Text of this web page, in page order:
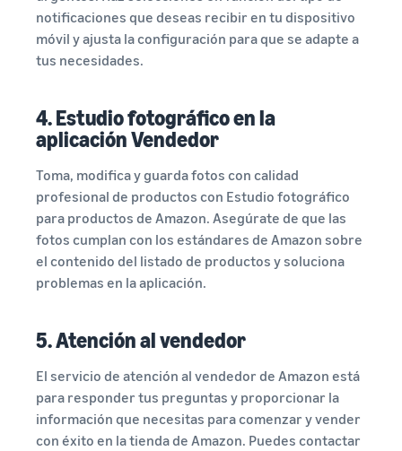
notificaciones que deseas recibir en tu dispositivo
móvil y ajusta la configuración para que se adapte a
tus necesidades.
4. Estudio fotográfico en la
aplicación Vendedor
Toma, modifica y guarda fotos con calidad
profesional de productos con Estudio fotográfico
para productos de Amazon. Asegúrate de que las
fotos cumplan con los estándares de Amazon sobre
el contenido del listado de productos y soluciona
problemas en la aplicación.
5. Atención al vendedor
El servicio de atención al vendedor de Amazon está
para responder tus preguntas y proporcionar la
información que necesitas para comenzar y vender
con éxito en la tienda de Amazon. Puedes contactar